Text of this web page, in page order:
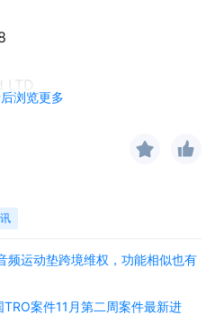
浏览更多
LTD
一家私营有限责任公司，业
户外装备等多个领域，通过全
打造高性价比的生活类商品，
、美容、时尚等多个领域。其
运动垫跨境维权，功能相似也有
案件11月第二周案件最新进